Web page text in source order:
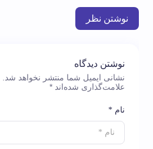
نوشتن نظر
نوشتن دیدگاه
نشانی ایمیل شما منتشر نخواهد شد.
علامت‌گذاری شده‌اند *
نام *